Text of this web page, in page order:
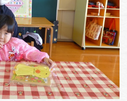
653-4941
受付時間
/ 9:00-18:00
9:00-12:00